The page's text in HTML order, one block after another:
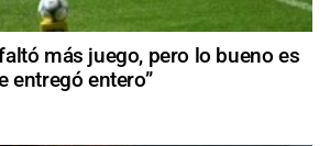
más juego, pero lo bueno es
entregó entero”